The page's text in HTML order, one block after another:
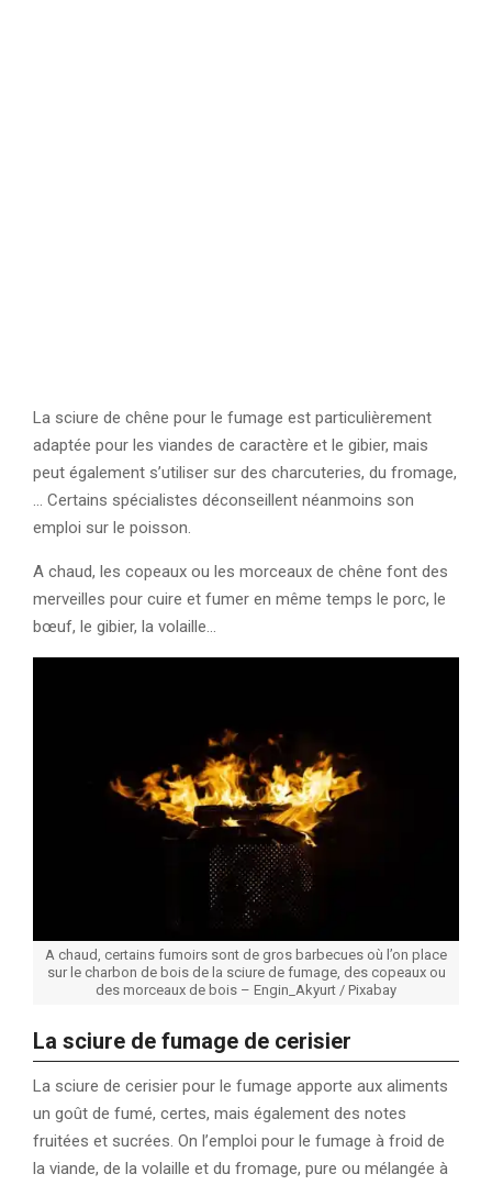
La sciure de chêne pour le fumage est particulièrement
adaptée pour les viandes de caractère et le gibier, mais
peut également s’utiliser sur des charcuteries, du fromage,
… Certains spécialistes déconseillent néanmoins son
emploi sur le poisson.
A chaud, les copeaux ou les morceaux de chêne font des
merveilles pour cuire et fumer en même temps le porc, le
bœuf, le gibier, la volaille…
A chaud, certains fumoirs sont de gros barbecues où l’on place
sur le charbon de bois de la sciure de fumage, des copeaux ou
des morceaux de bois – Engin_Akyurt / Pixabay
La sciure de fumage de cerisier
La sciure de cerisier pour le fumage apporte aux aliments
un goût de fumé, certes, mais également des notes
fruitées et sucrées. On l’emploi pour le fumage à froid de
la viande, de la volaille et du fromage, pure ou mélangée à